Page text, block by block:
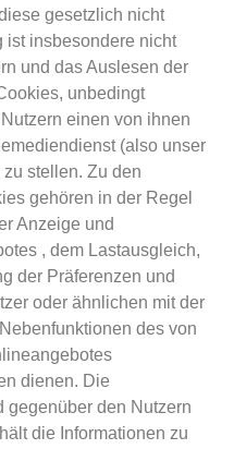
gesetzlich nicht
ist insbesondere nicht
und das Auslesen der
unbedingt
einen von ihnen
(also unser
stellen. Zu den
gehören in der Regel
Anzeige und
, dem Lastausgleich,
der Präferenzen und
oder ähnlichen mit der
des von
dienen. Die
den Nutzern
die Informationen zu